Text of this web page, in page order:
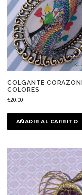
COLGANTE
COLORES
€20,00
AÑADIR AL CARRITO